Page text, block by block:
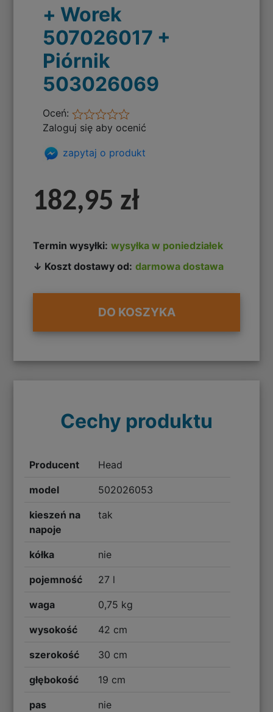
+ Worek
507026017 +
Piórnik
503026069
Oceń:
Zaloguj się aby ocenić
zapytaj o produkt
182,95 zł
Termin wysyłki: wysyłka w poniedziałek
↓ Koszt dostawy od: darmowa dostawa
DO KOSZYKA
Cechy produktu
Producent Head
model 502026053
kieszeń na
napoje
tak
kółka nie
pojemność 27 l
waga 0,75 kg
wysokość 42 cm
szerokość 30 cm
głębokość 19 cm
pas
nie